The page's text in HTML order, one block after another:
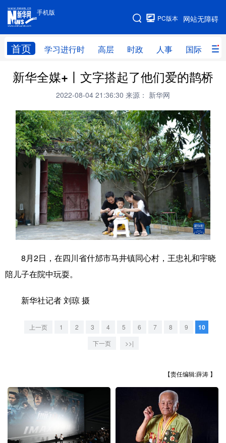
手机版
网站无障碍
PC版本
首页 学习进行时 高层 时政 人事 国际 财
手机版
网站地图
学习进行时 高层 时政 人事
财经 网评
台湾 思客智库 全球连线 教育
科技 科创 量子 体育
文化 书画 健康 军事
访谈 视频 图片 政务
法律 中央文件 金融 汽车
食品 人居 信息化 数字经济
文化产业
北京
辽宁 上海
浙江 安徽 福建 江西
新华全媒+丨文字搭起了他们爱的鹊桥
2022-08-04 21:36:30 来源： 新华网
8月2日，在四川省什邡市马井镇同心村，王忠礼和宇晓
陪儿子在院中玩耍。
新华社记者 刘琼 摄
上一页 1 2 3 4 5 6 7 8 9 10
下一页 >>|
【责任编辑:薛涛 】